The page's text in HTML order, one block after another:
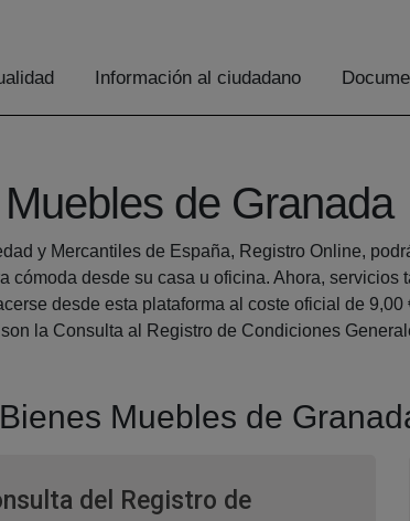
Información al ciudadano
de Granada
y Mercantiles de España, Registro Online,
cómoda desde su casa u oficina. Ahora, servicios
desde esta plataforma al coste oficial de
la Consulta al Registro de Condiciones
Muebles de
del Registro de